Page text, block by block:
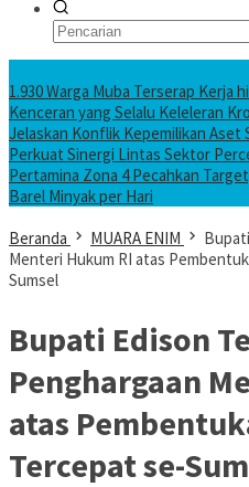
1.930 Warga Muba Terserap Kerja
Kenceran yang Selalu Keleleran
Jelaskan Konflik Kepemilikan Aset
Perkuat Sinergi Lintas Sektor
Pertamina Zona 4 Pecahkan
Barel Minyak per Hari
Beranda
MUARA ENIM
Menteri Hukum RI atas
Sumsel
Bupati Edison
Penghargaan
atas
Tercepat se-